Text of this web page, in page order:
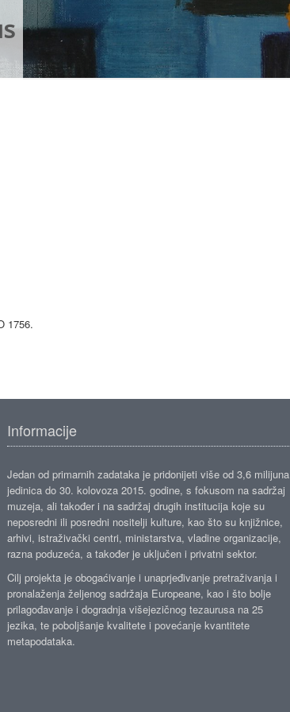
1756.
Informacije
Jedan od primarnih zadataka je pridonijeti više od 3,6 milijuna
jedinica do 30. kolovoza 2015. godine, s fokusom na sadržaj
muzeja, ali također i na sadržaj drugih institucija koje su
neposredni ili posredni nositelji kulture, kao što su knjižnice,
arhivi, istraživački centri, ministarstva, vladine organizacije,
razna poduzeća, a također je uključen i privatni sektor.
Cilj projekta je obogaćivanje i unaprjeđivanje pretraživanja i
pronalaženja željenog sadržaja Europeane, kao i što bolje
prilagođavanje i dogradnja višejezičnog tezaurusa na 25
jezika, te poboljšanje kvalitete i povećanje kvantitete
metapodataka.